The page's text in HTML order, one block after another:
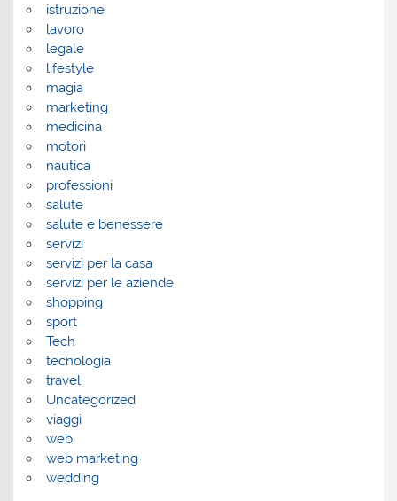
istruzione
lavoro
legale
lifestyle
magia
marketing
medicina
motori
nautica
professioni
salute
salute e benessere
servizi
servizi per la casa
servizi per le aziende
shopping
sport
Tech
tecnologia
travel
Uncategorized
viaggi
web
web marketing
wedding